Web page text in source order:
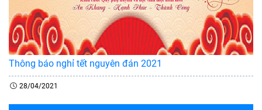
Thông báo nghỉ tết nguyên đán 2021
28/04/2021